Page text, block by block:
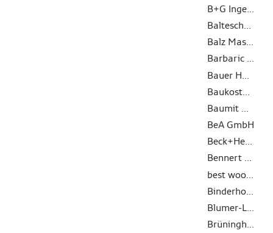
B+G Ingenieure Bollinger und Grohmann GmbH
Balteschwiler AG
Balz Maschinen AG
Barbaric GmbH
Bauer Holzbau GmbH
Baukosteninformationszentrum Deutscher Architektenkammern GmbH
Baumit GmbH
BeA GmbH
Beck+Heun GmbH
Bennert GmbH
best wood SCHNEIDER GmbH
Binderholz GmbH
Blumer-Lehmann AG
Brüninghoff Holz GmbH & Co. KG